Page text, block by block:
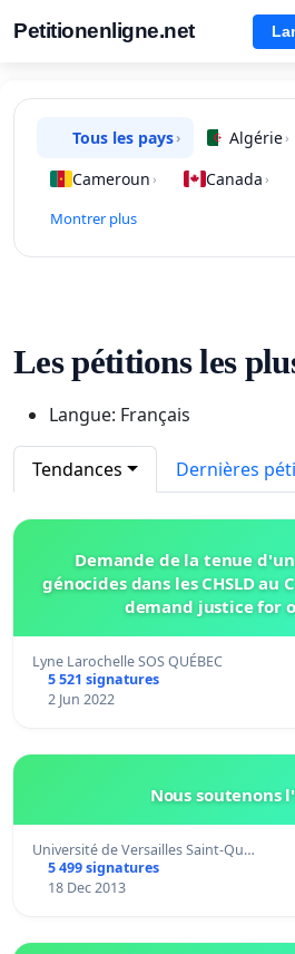
Petitionenligne.net
Tous les pays› Algérie›
Cameroun › Canada ›
Montrer plus
Les pétitions les
Langue: Français
Tendances Dernières
Demande de la tenue
génocides dans les CHSLD au
demand justice for
Lyne Larochelle SOS QUÉBEC
5 521 signatures
2 Jun 2022
Nous soutenons
Université de Versailles Saint-Qu…
5 499 signatures
18 Dec 2013